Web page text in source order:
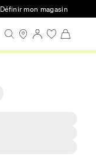
Définir mon magasin